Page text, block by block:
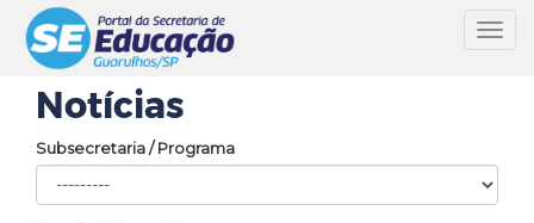
Notícias
Subsecretaria / Programa